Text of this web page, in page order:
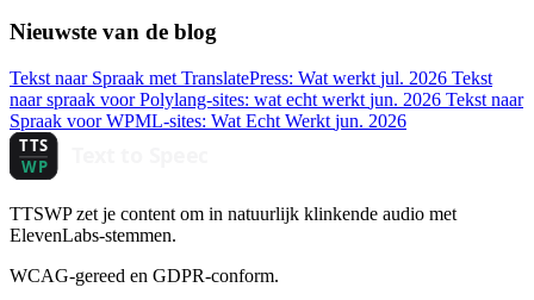
Nieuwste van de blog
Tekst naar Spraak met TranslatePress: Wat werkt jul. 2026 Tekst
naar spraak voor Polylang-sites: wat echt werkt jun. 2026 Tekst naar
Spraak voor WPML-sites: Wat Echt Werkt jun. 2026
TTSWP zet je content om in natuurlijk klinkende audio met
ElevenLabs-stemmen.
WCAG-gereed en GDPR-conform.